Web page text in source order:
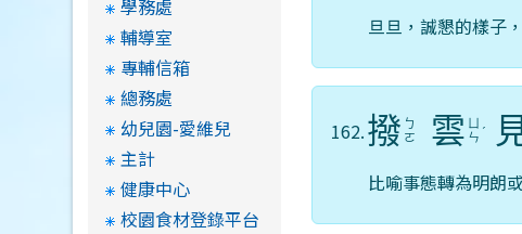
旦旦，誠懇的樣子
162.撥 ㄅ
ㄛ
雲 ㄣ ˊ
比喻事態轉為明朗
學務處
輔導室
專輔信箱
總務處
幼兒園-愛維兒
主計
健康中心
校園食材登錄平台